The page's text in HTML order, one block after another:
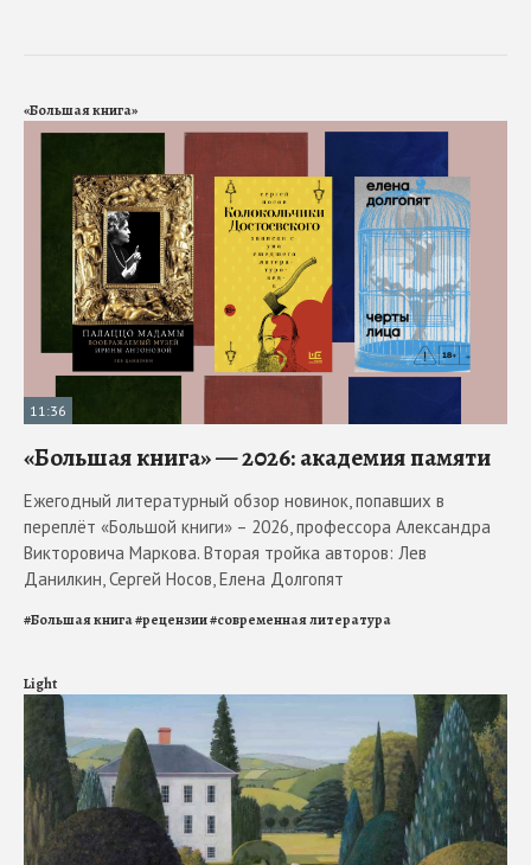
«Большая книга»
11:36
«Большая книга» — 2026: академия памяти
Ежегодный литературный обзор новинок, попавших в
переплёт «Большой книги» – 2026, профессора Александра
Викторовича Маркова. Вторая тройка авторов: Лев
Данилкин, Сергей Носов, Елена Долгопят
#Большая книга#рецензии#современная литература
Light